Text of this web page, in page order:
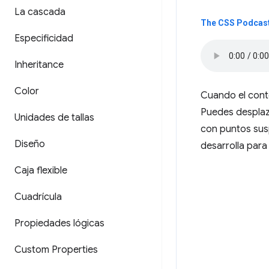
La cascada
Especificidad
Inheritance
Color
Unidades de tallas
Diseño
Caja flexible
Cuadrícula
Propiedades lógicas
Custom Properties
The CSS
Cuando el
Puedes
con puntos
desarrolla